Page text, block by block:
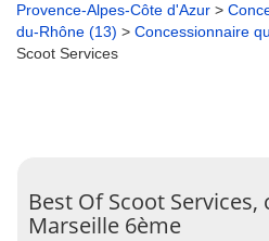
Provence-Alpes-Côte d'Azur >
du-Rhône (13) > Concessionnaire
Scoot Services
Best Of Scoot
Marseille 6ème